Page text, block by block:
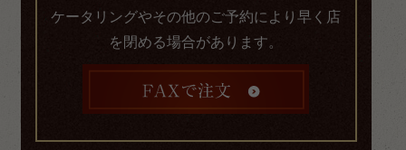
ケータリングやその他のご予約により早く店
を閉める場合があります。